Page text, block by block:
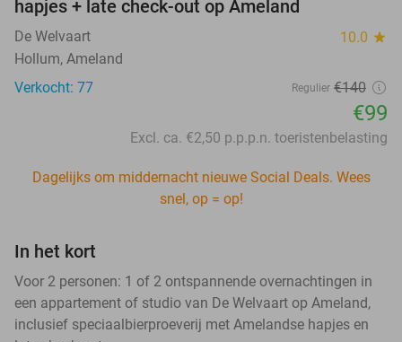
hapjes + late check-out op Ameland
De Welvaart 10.0 star
Hollum, Ameland
Verkocht: 77
Regulier €140
€99
Excl. ca. €2,50 p.p.p.n. toeristenbelasting
Dagelijks om middernacht nieuwe Social Deals. Wees
snel, op = op!
In het kort
Voor 2 personen: 1 of 2 ontspannende overnachtingen in
een appartement of studio van De Welvaart op Ameland,
inclusief speciaalbierproeverij met Amelandse hapjes en